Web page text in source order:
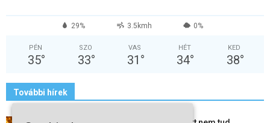
29% 3.5kmh 0%
PÉN
35°
SZO
33°
VAS
31 °
HÉT
34°
KED
38°
További hírek